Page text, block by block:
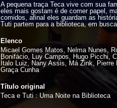
A pequena traça Teca vive com sua
eles mais gostam é de comer papel,
comidos, afinal eles guardam as
Tuti partem para a biblioteca, em
Elenco
Micael Gomes Matos, Nelma Nunes,
Bonifácio, Luy Campos, Hugo Picchi,
Ítalo Luiz, Nany Assis, Má Zink, Pierre
Graça Cunha
Título original
Teca e Tuti : Uma Noite na Biblioteca